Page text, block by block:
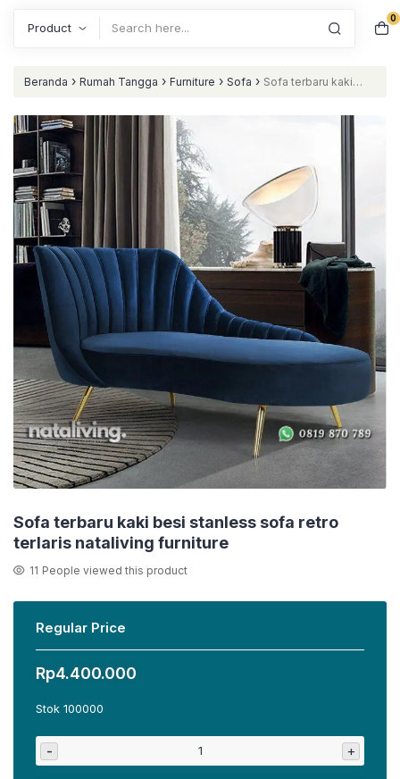
0
Beranda › Rumah Tangga › Furniture › Sofa › Sofa terbaru kaki
Sofa terbaru kaki besi stanless sofa retro
terlaris nataliving furniture
11 People viewed this product
Regular Price
Rp4.400.000
Stok 100000
- +